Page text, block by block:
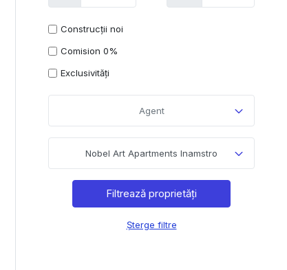
Construcții noi
Comision 0%
Exclusivități
Agent
Nobel Art Apartments Inamstro
Șterge filtre